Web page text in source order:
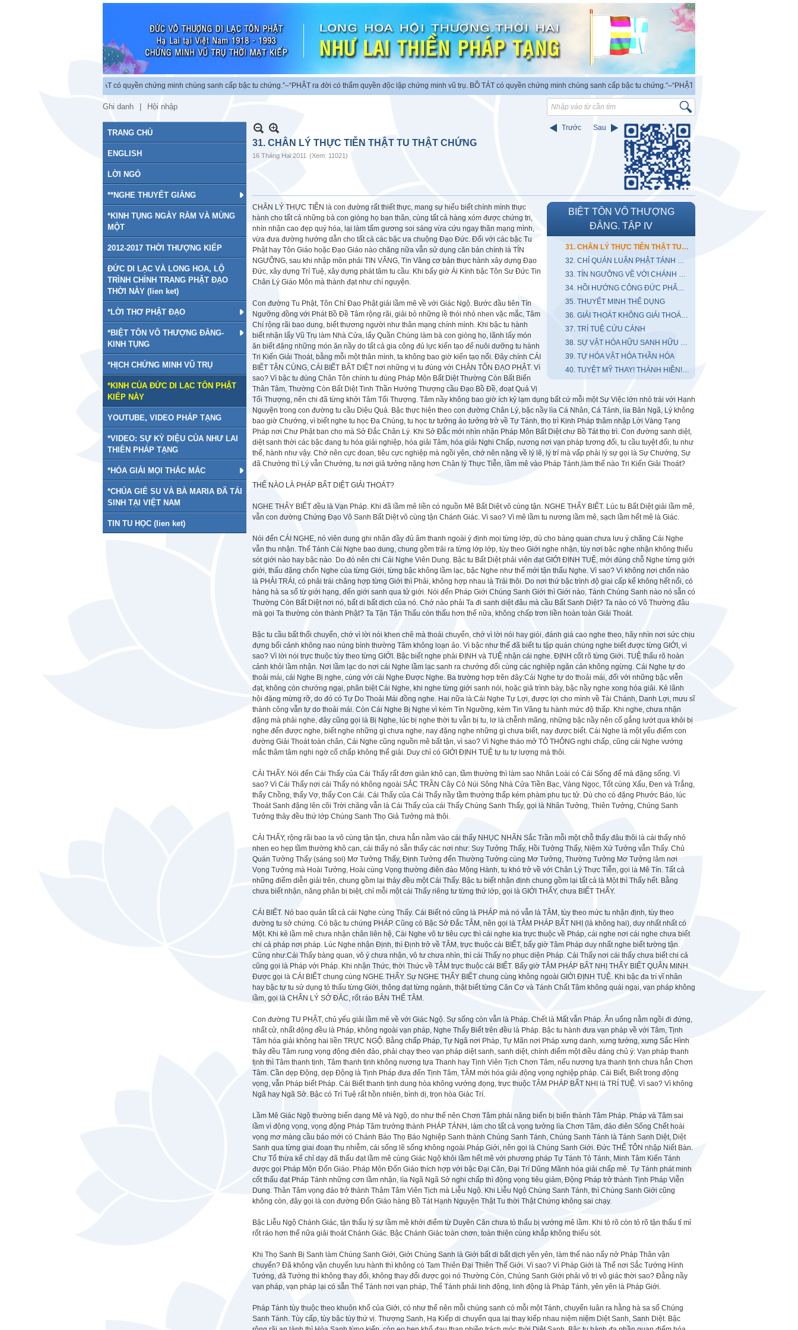
minh vũ trụ. BỒ TÁT có quyền chứng minh chúng sanh cấp bậc tu chứng.″–“PHẬT ra đời có thẩm quyền độc lập chứng minh vũ trụ. BỒ TÁT có quyền chứng minh chúng sanh cấp bậc tu chứng.″–“PHẬT ra đời có thẩm quyền độc lập chứng minh
Ghi danh Hội nhập
TRANG CHỦ
ENGLISH
LỜI NGỎ
**NGHE THUYẾT GIẢNG
*KINH TỤNG NGÀY RẰM VÀ MÙNG
MỘT
2012-2017 THỜI THƯỢNG KIẾP
ĐỨC DI LẠC VÀ LONG HOA, LỘ
TRÌNH CHỈNH TRANG PHẬT ĐẠO
THỜI NÀY (lien ket)
*LỜI THƠ PHẬT ĐẠO
*BIỆT TÔN VÔ THƯỢNG ĐẲNG-
KINH TỤNG
*HỊCH CHỨNG MINH VŨ TRỤ
*KINH CỦA ĐỨC DI LẠC TÔN PHẬT
KIẾP NÀY
YOUTUBE, VIDEO PHÁP TẠNG
*VIDEO: SỰ KỲ DIỆU CỦA NHƯ LAI
THIỀN PHÁP TẠNG
*HÓA GIẢI MỌI THẮC MẮC
*CHÚA GIÊ SU VÀ BÀ MARIA ĐÃ TÁI
SINH TẠI VIỆT NAM
TIN TU HỌC (lien ket)
Trước Sau
31. CHÂN LÝ THỰC TIỄN THẬT TU THẬT CHỨNG
16 Tháng Hai 2011 (Xem: 11021)
BIỆT TÔN VÔ THƯỢNG
ĐẲNG. TẬP IV
31. CHÂN LÝ THỰC TIỄN THẬT TU THẬT CHỨNG
32. CHỈ QUÁN LUẬN PHẬT TÁNH CHƠN TÂM ĐỒNG THỂ
33. TÍN NGƯỠNG VỀ VỚI CHÁNH TÍN
34. HỒI HƯỚNG CÔNG ĐỨC PHẨM PHẨM
35. THUYẾT MINH THỂ DỤNG
36. GIẢI THOÁT KHÔNG GIẢI THOÁT DO HỢP HÓA - BẤT HỢP HÓA
37. TRÍ TUỆ CỨU CÁNH
38. SỰ VẬT HÓA HỮU SANH HỮU TƯỚNG
39. TỰ HÓA VẬT HÓA THẦN HÓA
40. TUYỆT MỸ THAY! THÁNH HIỀN! PHẬT GIÁC!
CHÂN LÝ THỰC TIỄN là con đường rất thiết thực, mang sự hiểu biết chính mình thực
hành cho tất cả những bà con giòng họ bạn thân, cùng tất cả hàng xóm được chứng tri,
nhìn nhận cao đẹp quý hóa, lại làm tấm gương soi sáng vừa cứu ngay thân mạng mình,
vừa đưa đường hướng dẫn cho tất cả các bậc ưa chuộng Đạo Đức. Đối với các bậc Tu
Phật hay Tôn Giáo hoặc Đạo Giáo nào chăng nữa vẫn sử dụng căn bản chính là TÍN
NGƯỠNG, sau khi nhập môn phải TIN VÂNG, Tin Vâng cơ bản thực hành xây dựng Đạo
Đức, xây dựng Trí Tuệ, xây dựng phát tâm tu cầu. Khi bấy giờ Ái Kính bậc Tôn Sư Đức Tin
Chân Lý Giáo Môn mà thành đạt như chí nguyện.
Con đường Tu Phật, Tôn Chỉ Đạo Phật giải lầm mê về với Giác Ngộ. Bước đầu tiên Tín
Ngưỡng đồng với Phát Bồ Đề Tâm rộng rãi, giải bỏ những lề thói nhỏ nhen vặc mắc, Tâm
Chí rộng rãi bao dung, biết thương người như thân mạng chính mình. Khi bậc tu hành
biết nhận lấy Vũ Trụ làm Nhà Cửa, lấy Quần Chúng làm bà con giòng họ, lãnh lấy món
ăn biết đặng những món ăn nầy do tất cả gia công đủ lực kiến tạo để nuôi dưỡng tu hành
Tri Kiến Giải Thoát, bằng mỗi một thân mình, ta không bao giờ kiến tạo nổi. Đây chính CÁI
BIẾT TẬN CÙNG, CÁI BIẾT BẤT DIỆT nơi những vị tu đúng với CHÂN TÔN ĐẠO PHẬT. Vì
sao? Vì bậc tu đúng Chân Tôn chính tu đúng Pháp Môn Bất Diệt Thường Còn Bất Biến
Thân Tâm, Thường Còn Bất Diệt Tinh Thần Hướng Thượng cầu Đạo Bồ Đề, đoạt Quả Vị
Tối Thượng, nên chi đã từng khởi Tâm Tối Thượng. Tâm nầy không bao giờ ích kỷ lạm dụng bất cứ mỗi một Sự Việc lớn nhỏ trái với Hạnh
Nguyện trong con đường tu cầu Diệu Quả. Bậc thực hiện theo con đường Chân Lý, bậc nầy lìa Cá Nhân, Cá Tánh, lìa Bản Ngã, Lý không
bao giờ Chướng, vì biết nghe tu học Đa Chúng, tu học tư tưởng ảo tưởng trở về Tự Tánh, thọ trì Kinh Pháp thâm nhập Lời Vàng Tạng
Pháp nơi Chư Phật ban cho mà Sở Đắc Chân Lý. Khi Sở Đắc mới nhìn nhận Pháp Môn Bất Diệt chư Bồ Tát thọ trì. Con đường sanh diệt,
diệt sanh thời các bậc đang tu hóa giải nghiệp, hóa giải Tâm, hóa giải Nghi Chấp, nương nơi vạn pháp tương đối, tu cầu tuyệt đối, tu như
thế, hành như vậy. Chớ nên cực đoan, tiêu cực nghiệp mà ngồi yên, chớ nên nặng về lý lẽ, lý trí mà vấp phải lý sự gọi là Sự Chướng, Sự
đã Chướng thì Lý vẫn Chướng, tu nơi giả tưởng nặng hơn Chân lý Thực Tiễn, lầm mê vào Pháp Tánh,làm thế nào Tri Kiến Giải Thoát?
THẾ NÀO LÀ PHÁP BẤT DIỆT GIẢI THOÁT?
NGHE THẤY BIẾT đều là Vạn Pháp. Khi đã lầm mê liền có nguồn Mê Bất Diệt vô cùng tận. NGHE THẤY BIẾT. Lúc tu Bất Diệt giải lầm mê,
vẫn con đường Chứng Đạo Vô Sanh Bất Diệt vô cùng tận Chánh Giác. Vì sao? Vì mê lầm tu nương lầm mê, sạch lầm hết mê là Giác.
Nói đến CÁI NGHE, nó viên dung ghi nhận đầy đủ âm thanh ngoài ý định mọi từng lớp, dù cho bàng quan chưa lưu ý chăng Cái Nghe
vẫn thu nhận. Thể Tánh Cái Nghe bao dung, chung gồm trải ra từng lớp lớp, tùy theo Giới nghe nhận, tùy nơi bậc nghe nhận không thiếu
sót giới nào hay bậc nào. Do đó nên chi Cái Nghe Viên Dung. Bậc tu Bất Diệt phải viên đạt GIỚI ĐỊNH TUỆ, mới đúng chỗ Nghe từng giới
giới, thấu đặng chốn Nghe của từng Giới, từng bậc không lầm lạc, bậc Nghe như thế mới tận thấu Nghe. Vì sao? Vì không nơi chốn nào
là PHẢI TRÁI, có phải trái chăng hợp từng Giới thì Phải, không hợp nhau là Trái thôi. Do nơi thứ bậc trình độ giai cấp kể không hết nổi, có
hàng hà sa số từ giới hạng, đến giới sanh qua tử giới. Nói đến Pháp Giới Chúng Sanh Giới thì Giới nào, Tánh Chúng Sanh nào nó sẵn có
Thường Còn Bất Diệt nơi nó, bất di bất dịch của nó. Chớ nào phải Ta đi sanh diệt đâu mà cầu Bất Sanh Diệt? Ta nào có Vô Thường đâu
mà gọi Ta thường còn thành Phật? Ta Tận Tận Thấu còn thấu hơn thế nữa, không chấp trơn liền hoàn toàn Giải Thoát.
Bậc tu cầu bất thối chuyển, chớ vì lời nói khen chê mà thoái chuyển, chớ vì lời nói hay giỏi, đánh giá cao nghe theo, hãy nhìn nơi sức chịu
đựng bối cảnh không nao núng bình thường Tâm không loạn ảo. Vì bậc như thế đã biết tu tập quán chúng nghe biết được từng GIỚI, vì
sao? Vì lời nói trực thuộc tùy theo từng GIỚI. Bậc biết nghe phải ĐỊNH và TUỆ nhận cái nghe. ĐỊNH cốt rõ từng Giới. TUỆ thấu rõ hoàn
cảnh khỏi lầm nhận. Nơi lầm lạc do nơi cái Nghe lầm lạc sanh ra chướng đối cùng các nghiệp ngăn cản không ngừng. Cái Nghe tự do
thoải mái, cái Nghe Bị nghe, cùng với cái Nghe Được Nghe. Ba trường hợp trên đây:Cái Nghe tự do thoải mái, đối với những bậc viễn
đạt, không còn chướng ngại, phân biệt Cái Nghe, khi nghe từng giới sanh nói, hoặc giả trình bày, bậc nầy nghe xong hóa giải. Kẻ lãnh
hội đặng mừng rỡ, do đó có Tự Do Thoải Mái đồng nghe. Hai nữa là:Cái Nghe Tự Lợi, được lợi cho mình về Tài Chánh, Danh Lợi, mưu sĩ
thành công vẫn tự do thoải mái. Còn Cái Nghe Bị Nghe vì kém Tín Ngưỡng, kém Tin Vâng tu hành mức độ thấp. Khi nghe, chưa nhận
đặng mà phải nghe, đây cũng gọi là Bị Nghe, lúc bị nghe thời tu vẫn bị tu, lơ là chễnh mãng, những bậc nầy nên cố gắng lướt qua khỏi bị
nghe đến được nghe, biết nghe những gì chưa nghe, nay đặng nghe những gì chưa biết, nay được biết. Cái Nghe là một yếu điểm con
đường Giải Thoát toàn chân, Cái Nghe cũng nguồn mê bất tận, vì sao? Vì Nghe tháo mở TỎ THÔNG nghi chấp, cũng cái Nghe vướng
mắc thâm tâm nghi ngờ cố chấp không thể giải. Duy chỉ có GIỚI ĐỊNH TUỆ tự tu tự lượng mà thôi.
CÁI THẤY. Nói đến Cái Thấy của Cái Thấy rất đơn giản khô cạn, tầm thường thì làm sao Nhân Loài có Cái Sống để mà đặng sống. Vì
sao? Vì Cái Thấy nơi cái Thấy nó không ngoài SẮC TRẦN Cây Cỏ Núi Sông Nhà Cửa Tiền Bạc, Vàng Ngọc, Tốt cùng Xấu, Đen và Trắng,
thấy Chồng, thấy Vợ, thấy Con Cái. Cái Thấy của Cái Thấy nầy tầm thường thấp kém phàm phu tục tử. Dù cho có đặng Phước Báo, lúc
Thoát Sanh đặng lên cõi Trời chăng vẫn là Cái Thấy của cái Thấy Chúng Sanh Thấy, gọi là Nhân Tưởng, Thiên Tưởng, Chúng Sanh
Tưởng thảy đều thứ lớp Chúng Sanh Thọ Giả Tưởng mà thôi.
CÁI THẤY, rộng rãi bao la vô cùng tận tận, chưa hẳn nằm vào cái thấy NHỤC NHÃN Sắc Trần mỗi một chỗ thấy đâu thôi là cái thấy nhỏ
nhen eo hẹp tầm thường khô cạn, cái thấy nó sẵn thấy các nơi như: Suy Tưởng Thấy, Hồi Tưởng Thấy, Niệm Xứ Tưởng vẫn Thấy. Chủ
Quán Tưởng Thấy (sáng soi) Mơ Tưởng Thấy, Định Tưởng đến Thường Tưởng cùng Mơ Tưởng, Thường Tưởng Mơ Tưởng lâm nơi
Vọng Tưởng mà Hoài Tưởng, Hoài cùng Vọng thường điên đảo Mộng Hành, tu khó trở về với Chân Lý Thực Tiễn, gọi là Mê Tín. Tất cả
những điểm diễn giải trên, chung gồm lại thảy đều một Cái Thấy. Bậc tu biết nhận định chung gồm lại tất cả là Một thì Thấy hết. Bằng
chưa biết nhận, năng phân bị biệt, chỉ mỗi một cái Thấy riêng tư từng thứ lớp, gọi là GIỚI THẤY, chưa BIẾT THẤY.
CÁI BIẾT. Nó bao quản tất cả cái Nghe cùng Thấy. Cái Biết nó cũng là PHÁP mà nó vẫn là TÂM, tùy theo mức tu nhận định, tùy theo
đường tu sở chứng. Có bậc tu chứng PHÁP. Cũng có Bậc Sở Đắc TÂM, nên gọi là TÂM PHÁP BẤT NHỊ (là không hai), duy nhất nhất có
Một. Khi kẻ lầm mê chưa nhận chân liên hệ, Cái Nghe vô tư tiêu cực thì cái nghe kia trực thuộc về Pháp, cái nghe nơi cái nghe chưa biết
chi cả pháp nơi pháp. Lúc Nghe nhận Định, thì Định trở về TÂM, trực thuộc cái BIẾT, bấy giờ Tâm Pháp duy nhất nghe biết tường tận.
Cũng như:Cái Thấy bàng quan, vô ý chưa nhận, vô tư chưa nhìn, thì cái Thấy nọ phục diện Pháp. Cái Thấy nơi cái thấy chưa biết chi cả
cũng gọi là Pháp với Pháp. Khi nhận Thức, thời Thức về TÂM trực thuộc cái BIẾT. Bấy giờ TÂM PHÁP BẤT NHỊ THẤY BIẾT QUÂN MINH.
Được gọi là CÁI BIẾT chung cùng NGHE THẤY. Sự NGHE THẤY BIẾT chung cùng không ngoài GIỚI ĐỊNH TUỆ. Khi bậc đa trí vĩ nhân
hay bậc tự tu sử dụng tỏ thấu từng Giới, thông đạt từng ngành, thật biết từng Căn Cơ và Tánh Chất Tâm không quái ngại, vạn pháp không
lầm, gọi là CHÂN LÝ SỞ ĐẮC, rốt ráo BẢN THỂ TÂM.
Con đường TU PHẬT, chủ yếu giải lầm mê về với Giác Ngộ. Sự sống còn vẫn là Pháp. Chết là Mất vẫn Pháp. Ăn uống nằm ngồi đi đứng,
nhất cử, nhất động đều là Pháp, không ngoài vạn pháp, Nghe Thấy Biết trên đều là Pháp. Bậc tu hành đưa vạn pháp về với Tâm, Tịnh
Tâm hóa giải không hai liền TRỰC NGỘ. Bằng chấp Pháp, Tự Ngã nơi Pháp, Tự Mãn nơi Pháp xưng danh, xưng tướng, xưng Sắc Hình
thảy đều Tâm rung vọng động điên đảo, phải chạy theo vạn pháp diệt sanh, sanh diệt, chính điểm một điều đáng chủ ý: Vạn pháp thanh
tịnh thì Tâm thanh tịnh, Tâm thanh tịnh không nương tựa Thanh hay Tịnh Viên Tịch Chơn Tâm, nếu nương tựa thanh tịnh chưa hẳn Chơn
Tâm. Cần dẹp Động, dẹp Động là Tịnh Pháp đưa đến Tịnh Tâm, TÂM mới hóa giải động vọng nghiệp pháp. Cái Biết, Biết trong động
vọng, vẫn Pháp biết Pháp. Cái Biết thanh tịnh dung hòa không vướng đọng, trực thuộc TÂM PHÁP BẤT NHỊ là TRÍ TUỆ. Vì sao? Vì không
Ngã hay Ngã Sở. Bậc có Trí Tuệ rất hồn nhiên, bình dị, trọn hòa Giác Trí.
Lầm Mê Giác Ngộ thường biến dạng Mê và Ngộ, do như thế nên Chơn Tâm phải năng biến bị biến thành Tâm Pháp. Pháp và Tâm sai
lầm vì động vọng, vọng động Pháp Tâm trưởng thành PHÁP TÁNH, làm cho tất cả vọng tưởng lìa Chơn Tâm, đảo điên Sống Chết hoài
vọng mơ màng cầu báo mới có Chánh Báo Thọ Báo Nghiệp Sanh thành Chúng Sanh Tánh, Chúng Sanh Tánh là Tánh Sanh Diệt, Diệt
Sanh qua từng giai đoạn thụ nhiễm, cái sống lẽ sống không ngoài Pháp Giới, nên gọi là Chúng Sanh Giới. Đức THẾ TÔN nhập Niết Bàn.
Chư Tổ thừa kế chỉ dạy đã thấu đạt lầm mê cùng Giác Ngộ khỏi lầm hết mê với phương pháp Tự Tánh Tỏ Tánh, Minh Tâm Kiến Tánh
được gọi Pháp Môn Đốn Giáo. Pháp Môn Đốn Giáo thích hợp với bậc Đại Căn, Đại Trí Dũng Mãnh hóa giải chấp mê. Tự Tánh phát minh
cốt thấu đạt Pháp Tánh những cơn lầm nhận, lìa Ngã Ngã Sở nghi chấp thì động vọng tiêu giảm, Động Pháp trở thành Tịnh Pháp Viễn
Dung. Thân Tâm vọng đảo trở thành Thâm Tâm Viên Tịch mà Liễu Ngộ. Khi Liễu Ngộ Chúng Sanh Tánh, thì Chúng Sanh Giới cũng
không còn, đây gọi là con đường Đốn Giáo hàng Bồ Tát Hạnh Nguyện Thật Tu thời Thật Chứng không sai chạy.
Bậc Liễu Ngộ Chánh Giác, tận thấu lý sự lầm mê khởi điểm từ Duyên Căn chưa tỏ thấu bị vướng mê lầm. Khi tỏ rõ còn tỏ rõ tận thấu tỉ mỉ
rốt ráo hơn thế nữa giải thoát Chánh Giác. Bậc Chánh Giác toàn chơn, toàn thiện cùng khắp không thiếu sót.
Khi Thọ Sanh Bị Sanh làm Chúng Sanh Giới, Giới Chúng Sanh là Giới bất di bất dịch yên yên, làm thế nào nẩy nở Pháp Thân vận
chuyển? Đã không vận chuyển lưu hành thì không có Tam Thiên Đại Thiên Thế Giới. Vì sao? Vì Pháp Giới là Thể nơi Sắc Tướng Hình
Tướng, đã Tướng thì không thay đổi, không thay đổi được gọi nó Thường Còn, Chúng Sanh Giới phải vô tri vô giác thời sao? Đằng nầy
vạn pháp, vạn pháp lại có sẵn Thể Tánh nơi vạn pháp, Thể Tánh phải linh động, linh động là Pháp Tánh, yên yên là Pháp Giới.
Pháp Tánh tùy thuộc theo khuôn khổ của Giới, có như thế nên mỗi chúng sanh có mỗi một Tánh, chuyển luân ra hằng hà sa số Chúng
Sanh Tánh. Tùy cấp, tùy bậc tùy thứ vị. Thượng Sanh, Hạ Kiếp di chuyển qua lại thay kiếp nhau niệm niệm Diệt Sanh, Sanh Diệt. Bậc